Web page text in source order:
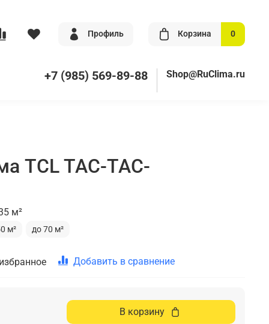
Профиль Корзина 0
+7 (985) 569-89-88 Shop@RuClima.ru
TCL TAC-TAC-
м²
м² до 70 м²
Добавить в сравнение
В корзину